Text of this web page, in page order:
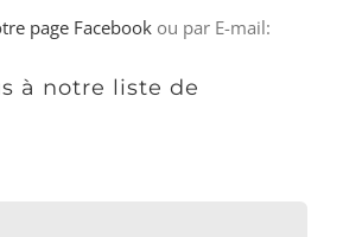
page Facebook ou par E-mail:
à notre liste de